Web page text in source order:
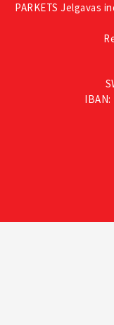
PARKETS Jelgavas
IBAN: